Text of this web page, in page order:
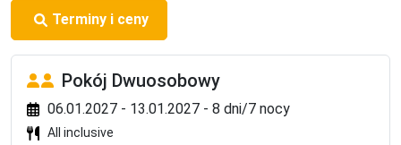
Terminy i ceny
Pokój Dwuosobowy
06.01.2027 - 13.01.2027 - 8 dni/7 nocy
All inclusive